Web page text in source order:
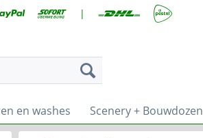
|
en washes Scenery + Bouwdozen